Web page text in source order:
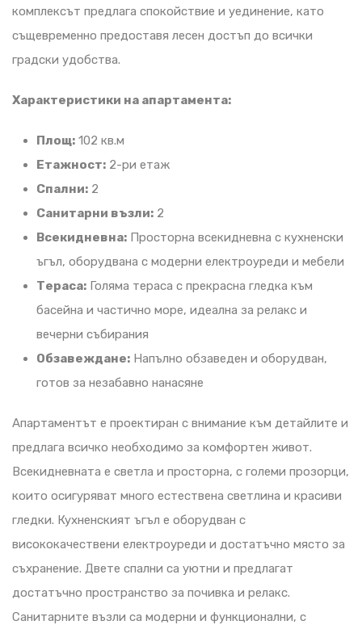
комплексът предлага спокойствие и уединение, като
същевременно предоставя лесен достъп до всички
градски удобства.
Характеристики на апартамента:
Площ: 102 кв.м
Етажност: 2-ри етаж
Спални: 2
Санитарни възли: 2
Всекидневна: Просторна всекидневна с кухненски
ъгъл, оборудвана с модерни електроуреди и мебели
Тераса: Голяма тераса с прекрасна гледка към
басейна и частично море, идеална за релакс и
вечерни събирания
Обзавеждане: Напълно обзаведен и оборудван,
готов за незабавно нанасяне
Апартаментът е проектиран с внимание към детайлите и
предлага всичко необходимо за комфортен живот.
Всекидневната е светла и просторна, с големи прозорци,
които осигуряват много естествена светлина и красиви
гледки. Кухненският ъгъл е оборудван с
висококачествени електроуреди и достатъчно място за
съхранение. Двете спални са уютни и предлагат
достатъчно пространство за почивка и релакс.
Санитарните възли са модерни и функционални, с